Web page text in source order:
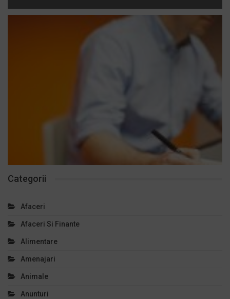
Categorii
Afaceri
Afaceri Si Finante
Alimentare
Amenajari
Animale
Anunturi